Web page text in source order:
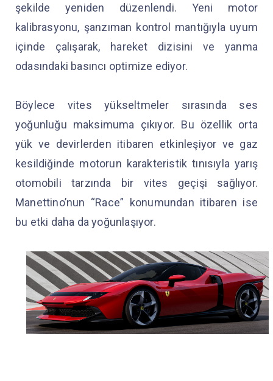
şekilde yeniden düzenlendi. Yeni motor
kalibrasyonu, şanzıman kontrol mantığıyla uyum
içinde çalışarak, hareket dizisini ve yanma
odasındaki basıncı optimize ediyor.
Böylece vites yükseltmeler sırasında ses
yoğunluğu maksimuma çıkıyor. Bu özellik orta
yük ve devirlerden itibaren etkinleşiyor ve gaz
kesildiğinde motorun karakteristik tınısıyla yarış
otomobili tarzında bir vites geçişi sağlıyor.
Manettino’nun “Race” konumundan itibaren ise
bu etki daha da yoğunlaşıyor.